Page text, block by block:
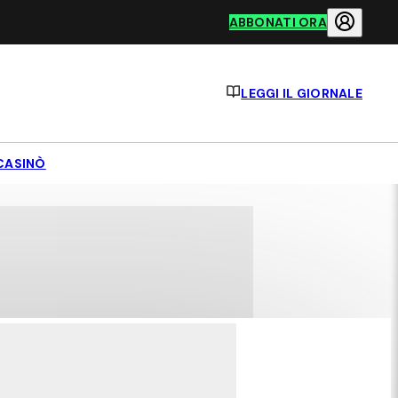
ABBONATI ORA
LEGGI IL GIORNALE